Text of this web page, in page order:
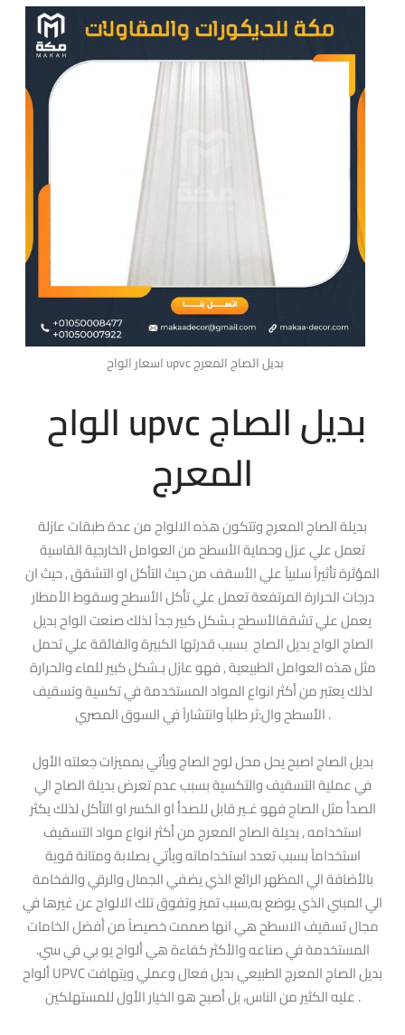
اسعار الواح upvc بديل الصاج المعرج
المعرج
بديلة الصاج المعرج وتتكون هذه الالواح من عدة طبقات عازلة
تعمل علي عزل وحماية الأسطح من العوامل الخارجية القاسية
المؤثرة تأثيرآ سلبيآ علي الأسقف من حيث التأكل او التشقق , حيث ان
درجات الحرارة المرتفعة تعمل علي تأكل الأسطح وسقوط الأمطار
يعمل علي تشققالأسطح بـشكل كبير جدآ لذلك صنعت الواح بديل
الصاج الواح بديل الصاج بسبب قدرتها الكبيرة والفائقة علي تحمل
مثل هذه العوامل الطبيعية , فهو عازل بـشكل كبير للماء والحرارة
لذلك يعتبر من أكثر انواع المواد المستخدمة في تكسية وتسقيف
الأسطح وال:ثر طلبآ وانتشارآ في السوق المصري .
بديل الصاج اصبح يحل محل لوح الصاج ويأتي بمميزات جعلته الأول
في عملية التسقيف والتكسية بسبب عدم تعرض بديلة الصاج الي
الصدأ مثل الصاج فهو غـير قابل للصدأ او الكسر او التأكل لذلك يكثر
استخدامه , بديلة الصاج المعرج من أكثر انواع مواد التسقيف
استخدامآ بسبب تعدد استخداماته ويأتي بصلابة ومتانة قوية
بالأضافة الي المظهر الرائع الذي يضفي الجمال والرقي والفخامة
الي المبني الذي يوضع به,سبب تميز وتفوق تلك الالواح عن غيرها في
مجال تسقيف الاسطح هي انها صممت خصيصاً من أفضل الخامات
المستخدمة في صناعه والأكثر كفاءة هي ألواح يو بي في سي.
ألواح UPVC بديل الصاج المعرج الطبيعي بديل فعال وعملي ويتهافت
عليه الكثير من الناس، بل أصبح هو الخيار الأول للمستهلكين .